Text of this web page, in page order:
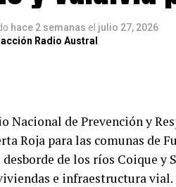
hace 2 semanas el julio 27, 2026
Radio Austral
Nacional de Prevención y
Roja para las comunas de
desborde de los ríos Coique
e infraestructura vial.